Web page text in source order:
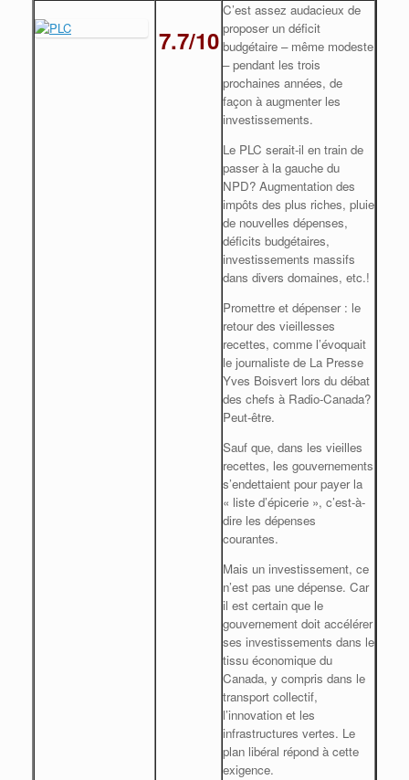
7.7/10
C’est assez audacieux de
proposer un déficit
budgétaire – même modeste
– pendant les trois
prochaines années, de
façon à augmenter les
investissements.
Le PLC serait-il en train de
passer à la gauche du
NPD? Augmentation des
impôts des plus riches, pluie
de nouvelles dépenses,
déficits budgétaires,
investissements massifs
dans divers domaines, etc.!
Promettre et dépenser : le
retour des vieillesses
recettes, comme l’évoquait
le journaliste de La Presse
Yves Boisvert lors du débat
des chefs à Radio-Canada?
Peut-être.
Sauf que, dans les vieilles
recettes, les gouvernements
s’endettaient pour payer la
« liste d’épicerie », c’est-à-
dire les dépenses
courantes.
Mais un investissement, ce
n’est pas une dépense. Car
il est certain que le
gouvernement doit accélérer
ses investissements dans le
tissu économique du
Canada, y compris dans le
transport collectif,
l’innovation et les
infrastructures vertes. Le
plan libéral répond à cette
exigence.